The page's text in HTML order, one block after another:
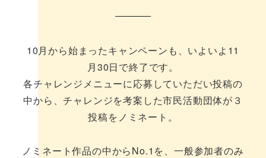
10月から始まったキャンペーンも、いよいよ11
月30日で終了です。
各チャレンジメニューに応募していただい投稿の
中から、チャレンジを考案した市民活動団体が３
投稿をノミネート。
ノミネート作品の中からNo.1を、一般参加者のみ